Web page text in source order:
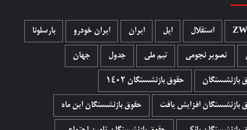
استقلال اپل ایران ایران خودرو بارسلونا
تصویر نجومی تیم ملی جدول جهان
بازنشستگان حقوق بازنشستگان 1402
بازنشستگان افزایش یافت حقوق بازنشستگان این ماه